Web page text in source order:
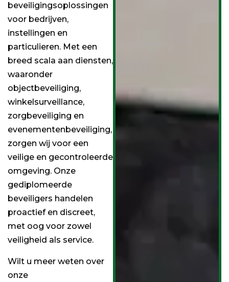
beveiligingsoplossingen
voor bedrijven,
instellingen en
particulieren. Met een
breed scala aan diensten,
waaronder
objectbeveiliging,
winkelsurveillance,
zorgbeveiliging en
evenementenbeveiliging,
zorgen wij voor een
veilige en gecontroleerde
omgeving. Onze
gediplomeerde
beveiligers handelen
proactief en discreet,
met oog voor zowel
veiligheid als service.
Wilt u meer weten over
onze